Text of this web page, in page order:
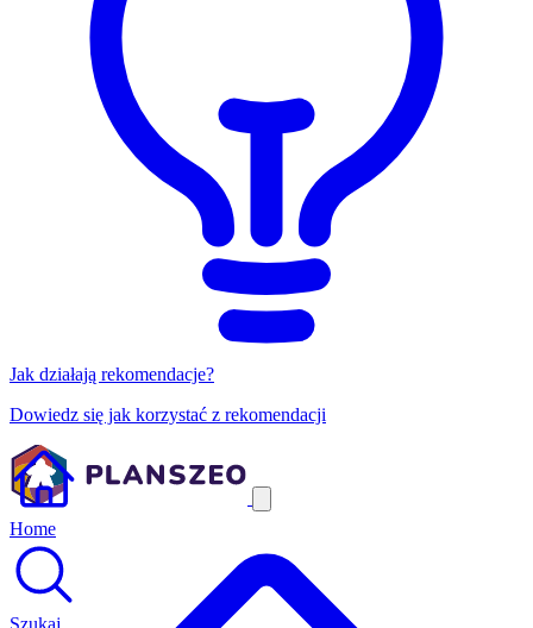
Jak działają rekomendacje?
Dowiedz się jak korzystać z rekomendacji
Home
Szukaj